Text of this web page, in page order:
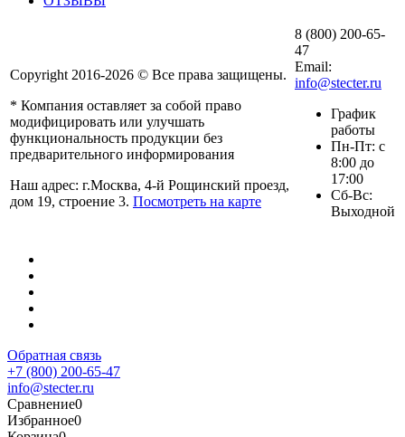
Copyright 2016-2026 © Все права защищены.
* Компания оставляет за собой право
модифицировать или улучшать
функциональность продукции без
предварительного информирования
Наш адрес: г.Москва, 4-й Рощинский проезд,
дом 19, строение 3. Посмотреть на карте
8 (800) 200-65-
47
Email:
info@stecter.ru
График
работы
Пн-Пт: с
8:00 до
17:00
Сб-Вс:
Выходной
Обратная связь
+7 (800) 200-65-47
info@stecter.ru
Сравнение0
Избранное0